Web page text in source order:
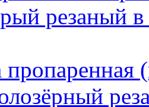
резаный в
пропаренная